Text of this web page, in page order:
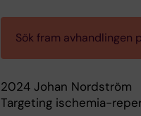
Sök fram avhandlingen
2024 Johan Nordström
Targeting ischemia-